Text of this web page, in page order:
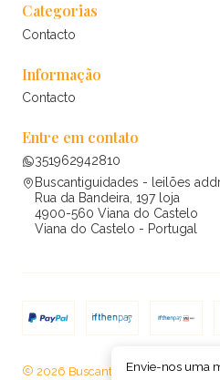
Categorias
Contacto
Informação
Contacto
Entre em contato
351962942810
Buscantiguidades - leilões
Rua da Bandeira, 197 loja
4900-560 Viana do Castelo
Viana do Castelo - Portugal
2026 Buscantiguidades - leilões .
Envie-nos uma